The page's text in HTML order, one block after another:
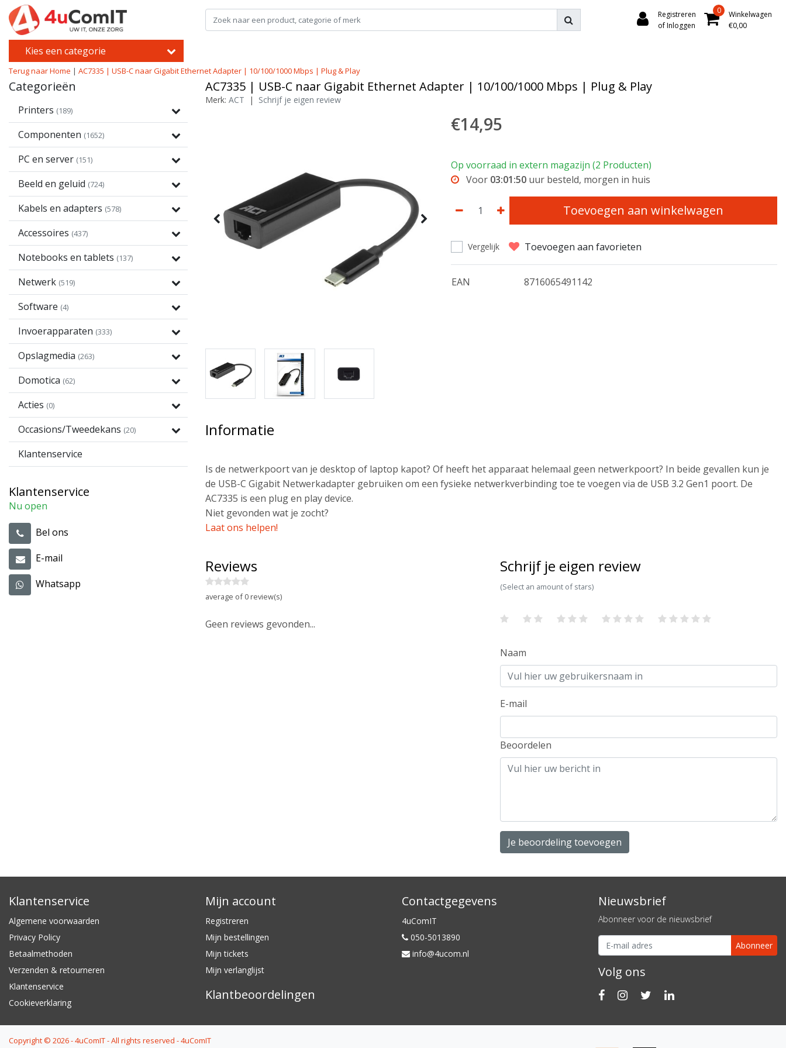
Registreren
of Inloggen
0
Winkelwagen
€0,00
Kies een categorie
Terug naar Home | AC7335 | USB-C naar Gigabit Ethernet Adapter | 10/100/1000 Mbps | Plug & Play
Categorieën
Printers (189)
Componenten (1652)
PC en server (151)
Beeld en geluid (724)
Kabels en adapters (578)
Accessoires (437)
Notebooks en tablets (137)
Netwerk (519)
Software (4)
Invoerapparaten (333)
Opslagmedia (263)
Domotica (62)
Acties (0)
Occasions/Tweedekans (20)
Klantenservice
Klantenservice
Nu open
Bel ons
E-mail
Whatsapp
AC7335 | USB-C naar Gigabit Ethernet Adapter | 10/100/1000 Mbps | Plug & Play
Merk: ACT | Schrijf je eigen review
€14,95
Op voorraad in extern magazijn (2 Producten)
Voor 03:01:50 uur besteld, morgen in huis
Toevoegen aan winkelwagen
Vergelijk Toevoegen aan favorieten
EAN 8716065491142
Informatie
Is de netwerkpoort van je desktop of laptop kapot? Of heeft het apparaat helemaal geen netwerkpoort? In beide gevallen kun je
de USB-C Gigabit Netwerkadapter gebruiken om een fysieke netwerkverbinding toe te voegen via de USB 3.2 Gen1 poort. De
AC7335 is een plug en play device.
Niet gevonden wat je zocht?
Laat ons helpen!
Reviews
average of 0 review(s)
Geen reviews gevonden...
Schrijf je eigen review
(Select an amount of stars)
Naam
E-mail
Beoordelen
Je beoordeling toevoegen
Klantenservice
Algemene voorwaarden
Privacy Policy
Betaalmethoden
Verzenden & retourneren
Klantenservice
Cookieverklaring
Mijn account
Registreren
Mijn bestellingen
Mijn tickets
Mijn verlanglijst
Klantbeoordelingen
Contactgegevens
4uComIT
050-5013890
info@4ucom.nl
Nieuwsbrief
Abonneer voor de nieuwsbrief
Abonneer
Volg ons
Copyright © 2026 - 4uComIT - All rights reserved - 4uComIT